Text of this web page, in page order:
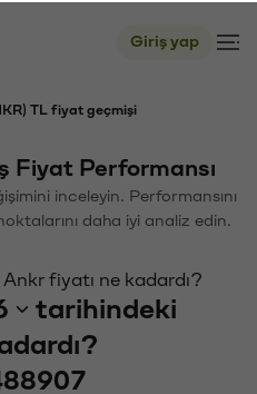
Giriş yap
TL fiyat geçmişi
Fiyat Performansı
inceleyin. Performansını
daha iyi analiz edin.
fiyatı ne kadardı?
tarihindeki